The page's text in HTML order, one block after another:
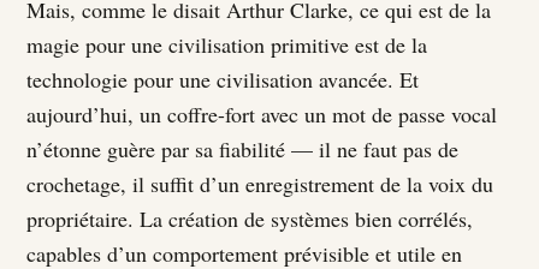
Mais, comme le disait Arthur Clarke, ce qui est de la
magie pour une civilisation primitive est de la
technologie pour une civilisation avancée. Et
aujourd’hui, un coffre-fort avec un mot de passe vocal
n’étonne guère par sa fiabilité — il ne faut pas de
crochetage, il suffit d’un enregistrement de la voix du
propriétaire. La création de systèmes bien corrélés,
capables d’un comportement prévisible et utile en